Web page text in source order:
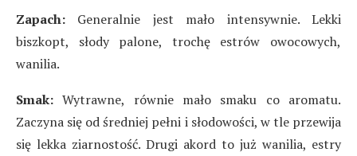
Zapach: Generalnie jest mało intensywnie. Lekki
biszkopt, słody palone, trochę estrów owocowych,
wanilia.
Smak: Wytrawne, równie mało smaku co aromatu.
Zaczyna się od średniej pełni i słodowości, w tle przewija
się lekka ziarnostość. Drugi akord to już wanilia, estry